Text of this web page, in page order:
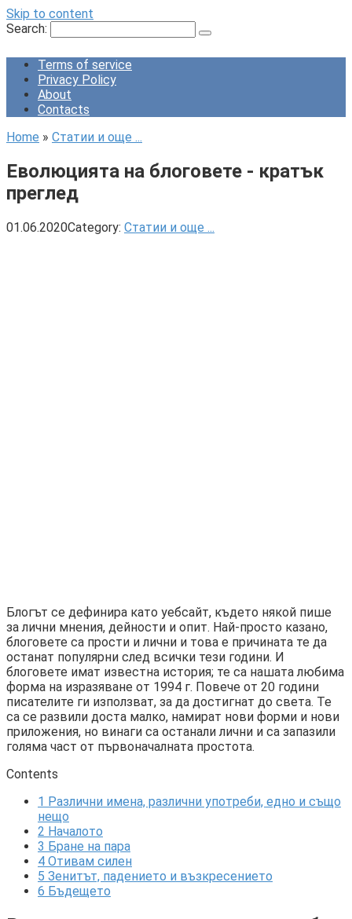
Skip to content
Search:
Terms of service
Privacy Policy
About
Contacts
Home » Статии и още ...
Еволюцията на блоговете - кратък
преглед
01.06.2020Category: Статии и още ...
Блогът се дефинира като уебсайт, където някой пише
за лични мнения, дейности и опит. Най-просто казано,
блоговете са прости и лични и това е причината те да
останат популярни след всички тези години. И
блоговете имат известна история; те са нашата любима
форма на изразяване от 1994 г. Повече от 20 години
писателите ги използват, за да достигнат до света. Те
са се развили доста малко, намират нови форми и нови
приложения, но винаги са останали лични и са запазили
голяма част от първоначалната простота.
Contents
1 Различни имена, различни употреби, едно и също
нещо
2 Началото
3 Бране на пара
4 Отивам силен
5 Зенитът, падението и възкресението
6 Бъдещето